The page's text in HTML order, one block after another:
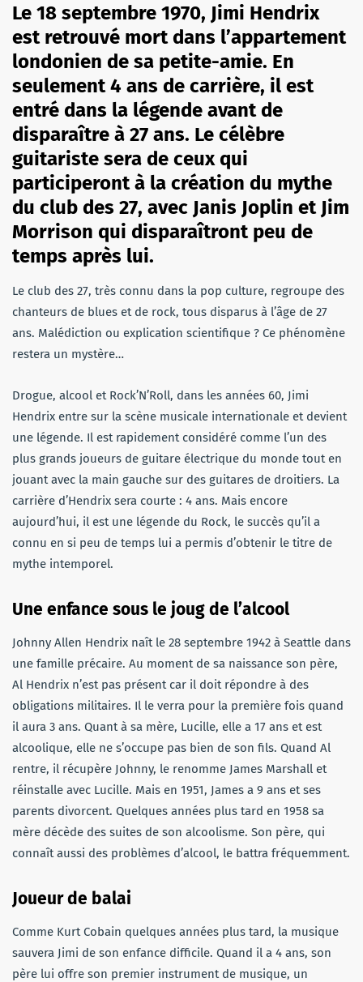
Le 18 septembre 1970, Jimi Hendrix
est retrouvé mort dans l’appartement
londonien de sa petite-amie. En
seulement 4 ans de carrière, il est
entré dans la légende avant de
disparaître à 27 ans. Le célèbre
guitariste sera de ceux qui
participeront à la création du mythe
du club des 27, avec Janis Joplin et Jim
Morrison qui disparaîtront peu de
temps après lui.
Le club des 27, très connu dans la pop culture, regroupe des
chanteurs de blues et de rock, tous disparus à l’âge de 27
ans. Malédiction ou explication scientifique ? Ce phénomène
restera un mystère…
Drogue, alcool et Rock’N’Roll, dans les années 60, Jimi
Hendrix entre sur la scène musicale internationale et devient
une légende. Il est rapidement considéré comme l’un des
plus grands joueurs de guitare électrique du monde tout en
jouant avec la main gauche sur des guitares de droitiers. La
carrière d’Hendrix sera courte : 4 ans. Mais encore
aujourd’hui, il est une légende du Rock, le succès qu’il a
connu en si peu de temps lui a permis d’obtenir le titre de
mythe intemporel.
Une enfance sous le joug de l’alcool
Johnny Allen Hendrix naît le 28 septembre 1942 à Seattle dans
une famille précaire. Au moment de sa naissance son père,
Al Hendrix n’est pas présent car il doit répondre à des
obligations militaires. Il le verra pour la première fois quand
il aura 3 ans. Quant à sa mère, Lucille, elle a 17 ans et est
alcoolique, elle ne s’occupe pas bien de son fils. Quand Al
rentre, il récupère Johnny, le renomme James Marshall et
réinstalle avec Lucille. Mais en 1951, James a 9 ans et ses
parents divorcent. Quelques années plus tard en 1958 sa
mère décède des suites de son alcoolisme. Son père, qui
connaît aussi des problèmes d’alcool, le battra fréquemment.
Joueur de balai
Comme Kurt Cobain quelques années plus tard, la musique
sauvera Jimi de son enfance difficile. Quand il a 4 ans, son
père lui offre son premier instrument de musique, un